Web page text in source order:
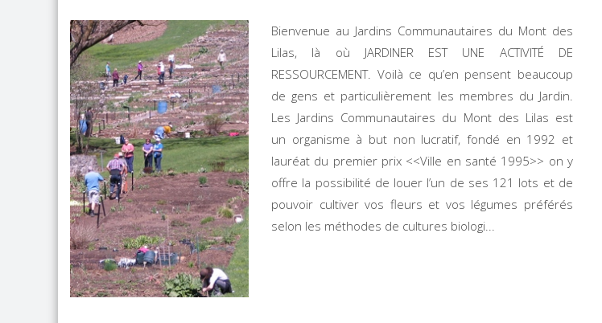
Bienvenue au Jardins Communautaires du Mont des
Lilas, là où JARDINER EST UNE ACTIVITÉ DE
RESSOURCEMENT. Voilà ce qu’en pensent beaucoup
de gens et particulièrement les membres du Jardin.
Les Jardins Communautaires du Mont des Lilas est
un organisme à but non lucratif, fondé en 1992 et
lauréat du premier prix <<Ville en santé 1995>> on y
offre la possibilité de louer l’un de ses 121 lots et de
pouvoir cultiver vos fleurs et vos légumes préférés
selon les méthodes de cultures biologi...